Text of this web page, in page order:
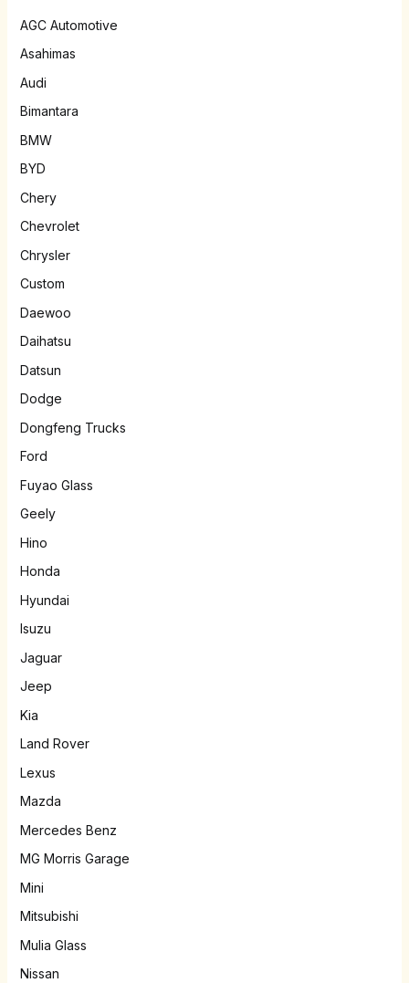
AGC Automotive
Asahimas
Audi
Bimantara
BMW
BYD
Chery
Chevrolet
Chrysler
Custom
Daewoo
Daihatsu
Datsun
Dodge
Dongfeng Trucks
Ford
Fuyao Glass
Geely
Hino
Honda
Hyundai
Isuzu
Jaguar
Jeep
Kia
Land Rover
Lexus
Mazda
Mercedes Benz
MG Morris Garage
Mini
Mitsubishi
Mulia Glass
Nissan